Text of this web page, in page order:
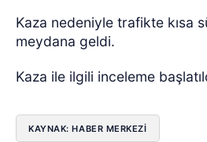
Kaza nedeniyle trafikte kısa
meydana geldi.
Kaza ile ilgili inceleme
KAYNAK: HABER MERKEZI